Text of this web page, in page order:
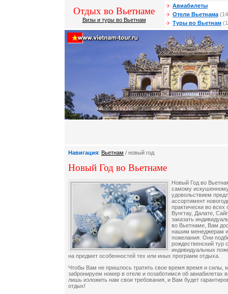
Отдых во Вьетнаме
Визы и туры во Вьетнам
Авиабилеты
Отели Вьетнама
Туры во Вьетнам
Навигация: Вьетнам / новый год
Новый Год во Вьетнаме
Новый Год во
самому
удовольствием
ассортимент
практически во
Вунгтау, Далате,
заказать
во Вьетнаме, Вам
нашим менеджерам
пожелания. Они
рождественский тур
индивидуальных
на предмет особенностей тех или иных программ отдыха.
Чтобы Вам не пришлось тратить свое время время и силы,
забронируем номер в отеле и позаботимся об авиабилетах
лишь изложить нам свои требования, и Вам будет
отдых!